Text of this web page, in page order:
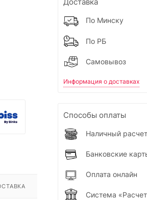
Доставка
По Минску
По РБ
Самовывоз
Информация о доставках
Способы оплаты
Наличный расчет
Банковские
Оплата онлайн
Система